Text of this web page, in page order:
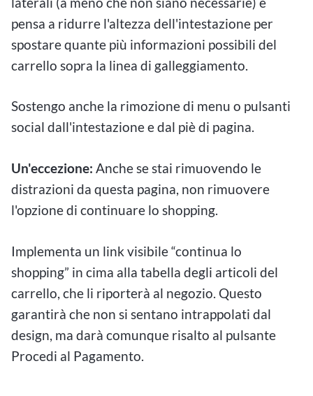
pensa a ridurre l'altezza dell'intestazione per
spostare quante più informazioni possibili del
carrello sopra la linea di galleggiamento.
Sostengo anche la rimozione di menu o pulsanti
social dall'intestazione e dal piè di pagina.
Un'eccezione: Anche se stai rimuovendo le
distrazioni da questa pagina, non rimuovere
l'opzione di continuare lo shopping.
Implementa un link visibile “continua lo
shopping” in cima alla tabella degli articoli del
carrello, che li riporterà al negozio. Questo
garantirà che non si sentano intrappolati dal
design, ma darà comunque risalto al pulsante
Procedi al Pagamento.